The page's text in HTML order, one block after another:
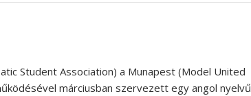
Student Association) a Munapest (Model United
márciusban szervezett egy angol nyelvű